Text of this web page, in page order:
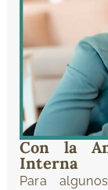
Con la
Interna
Para